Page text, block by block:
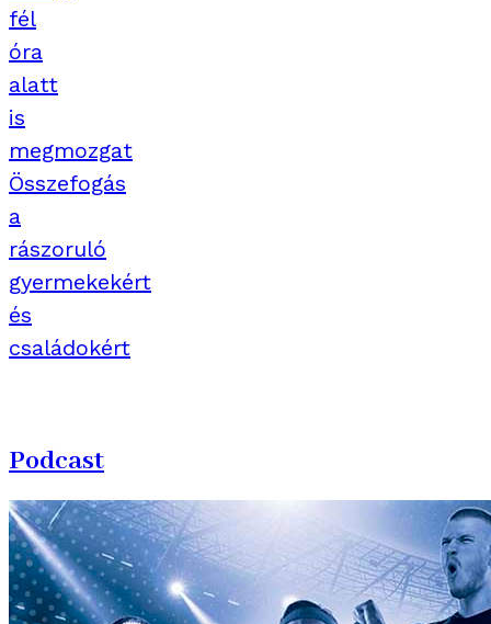
fél
óra
alatt
is
megmozgat
Összefogás
a
rászoruló
gyermekekért
és
családokért
Podcast